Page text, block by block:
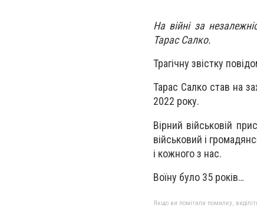
На війні за
Тарас Салко.
Трагічну звістку
Тарас Салко став на
2022 року.
Вірний військовій
військовий і
і кожного з нас.
Воїну було 35 років…
Якщо ви помітили помилку,